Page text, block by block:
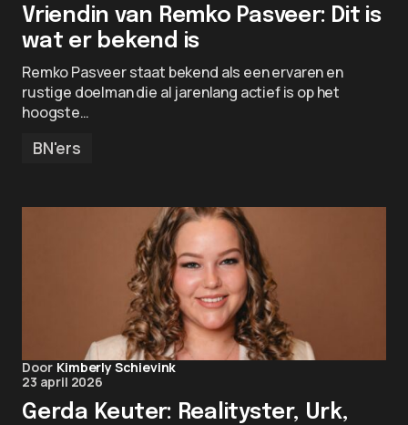
Vriendin van Remko Pasveer: Dit is
wat er bekend is
Remko Pasveer staat bekend als een ervaren en
rustige doelman die al jarenlang actief is op het
hoogste…
BN'ers
Door Kimberly Schievink
23 april 2026
Gerda Keuter: Realityster, Urk,